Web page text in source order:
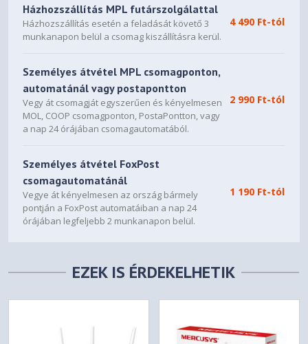
Házhozszállítás MPL futárszolgálattal
Házhozszállítás esetén a feladását követő 3
munkanapon belül a csomag kiszállításra kerül.
4 490 Ft-tól
Személyes átvétel MPL csomagponton,
automatánál vagy postapontton
Vegy át csomagját egyszerűen és kényelmesen
MOL, COOP csomagponton, PostaPontton, vagy
a nap 24 órájában csomagautomatából.
2 990 Ft-tól
Személyes átvétel FoxPost
csomagautomatánál
Vegye át kényelmesen az ország bármely
pontján a FoxPost automatáiban a nap 24
órájában legfeljebb 2 munkanapon belül.
1 190 Ft-tól
EZEK IS ÉRDEKELHETIK